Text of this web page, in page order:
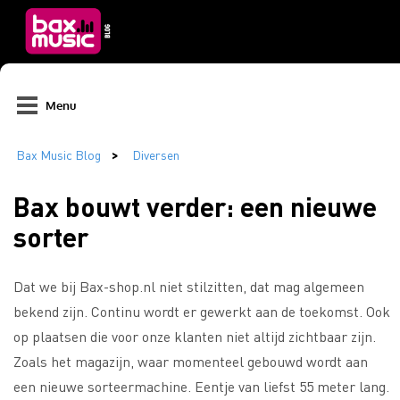
Menu
Bax bouwt verder: een nieuwe
sorter
Dat we bij Bax-shop.nl niet stilzitten, dat mag algemeen
bekend zijn. Continu wordt er gewerkt aan de toekomst. Ook
op plaatsen die voor onze klanten niet altijd zichtbaar zijn.
Zoals het magazijn, waar momenteel gebouwd wordt aan
een nieuwe sorteermachine. Eentje van liefst 55 meter lang.